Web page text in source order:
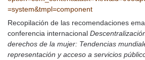
=system&tmpl=component
Recopilación de las recomendaciones
conferencia internacional
derechos de la mujer: Tendencias
representación y acceso a servicios